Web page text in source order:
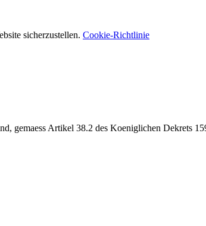
sicherzustellen. Cookie-Richtlinie
gemaess Artikel 38.2 des Koeniglichen Dekrets